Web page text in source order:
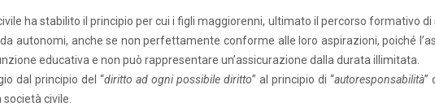
ha stabilito il principio per cui i figli maggiorenni, ultimato il percorso formativo di
autonomi, anche se non perfettamente conforme alle loro aspirazioni, poiché
educativa e non può rappresentare un’assicurazione dalla durata illimitata.
dal principio del “diritto ad ogni possibile diritto” al principio di “autoresponsabilità”
civile.